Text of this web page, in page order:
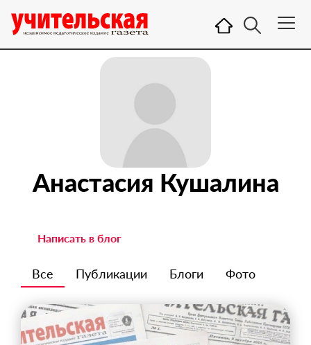
Анастасия Кушалина
Написать в блог
Все Публикации Блоги Фото